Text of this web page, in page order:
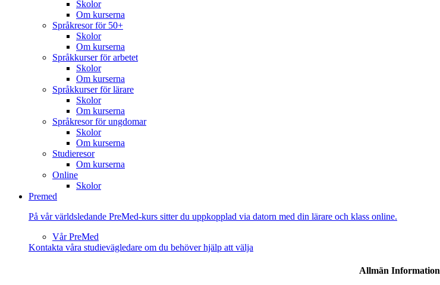
Skolor
Om kurserna
Språkresor för 50+
Skolor
Om kurserna
Språkkurser för arbetet
Skolor
Om kurserna
Språkkurser för lärare
Skolor
Om kurserna
Språkresor för ungdomar
Skolor
Om kurserna
Studieresor
Om kurserna
Online
Skolor
Premed
På vår världsledande PreMed-kurs sitter du uppkopplad via datorn med din lärare och klass online.
Vår PreMed
Kontakta våra studievägledare om du behöver hjälp att välja
Allmän Information